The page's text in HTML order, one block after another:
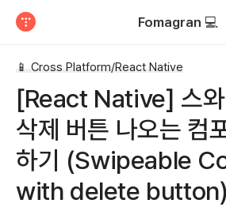
Fomagran 💻
📱 Cross Platform/React Native
[React Native] 스와
삭제 버튼 나오는 컴
하기 (Swipeable
with delete button)